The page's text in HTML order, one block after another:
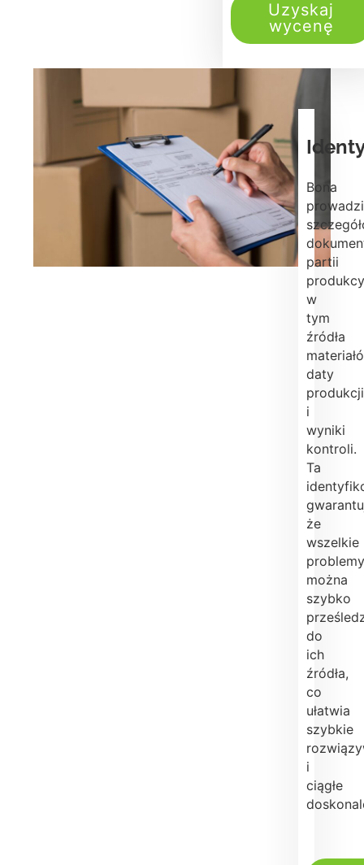
Uzyskaj
wycenę
Bona
prowadzi
partii
w
tym
źródła
daty
produkcji
i
wyniki
kontroli.
Ta
że
wszelkie
problemy
można
szybko
do
ich
źródła,
co
ułatwia
szybkie
i
ciągłe